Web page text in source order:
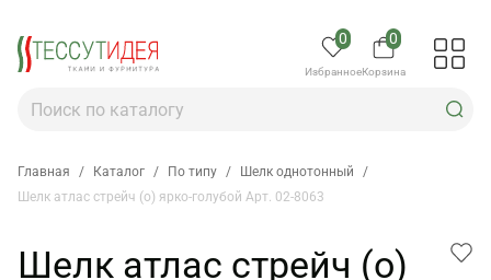
0
Избранное
0
Корзина
Главная / Каталог / По типу / Шелк однотонный
/
Шелк атлас стрейч (о) ярко-голубой Арт. 02-8063
Шелк атлас стрейч (о)